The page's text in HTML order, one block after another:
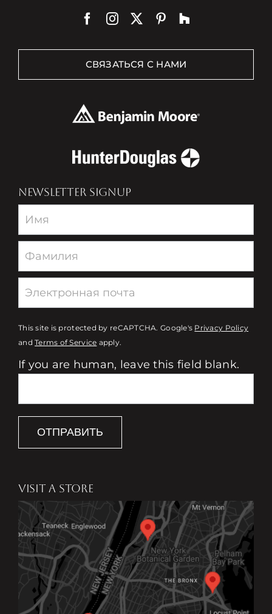
СВЯЗАТЬСЯ С НАМИ
NEWSLETTER SIGNUP
Newsletter
This site is protected by reCAPTCHA. Google's Privacy Policy
andTerms of Service apply.
If you are human, leave this field blank.
ОТПРАВИТЬ
VISIT A STORE